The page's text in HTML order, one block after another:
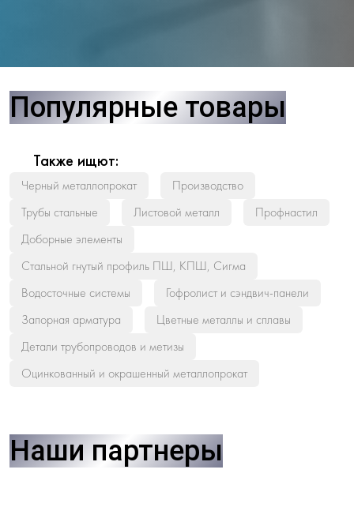
Популярные товары
Также ищют:
Черный металлопрокат
Производство
Трубы стальные
Листовой металл
Профнастил
Доборные элементы
Стальной гнутый профиль ПШ, КПШ, Сигма
Водосточные системы
Гофролист и сэндвич-панели
Запорная арматура
Цветные металлы и сплавы
Детали трубопроводов и метизы
Оцинкованный и окрашенный металлопрокат
Наши партнеры